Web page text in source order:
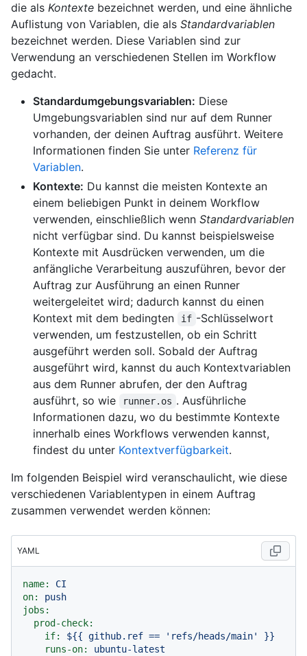
die als Kontexte bezeichnet werden, und eine ähnliche
Auflistung von Variablen, die als Standardvariablen
bezeichnet werden. Diese Variablen sind zur
Verwendung an verschiedenen Stellen im Workflow
gedacht.
Standardumgebungsvariablen: Diese
Umgebungsvariablen sind nur auf dem Runner
vorhanden, der deinen Auftrag ausführt. Weitere
Informationen finden Sie unter Referenz für
Variablen.
Kontexte: Du kannst die meisten Kontexte an
einem beliebigen Punkt in deinem Workflow
verwenden, einschließlich wenn Standardvariablen
nicht verfügbar sind. Du kannst beispielsweise
Kontexte mit Ausdrücken verwenden, um die
anfängliche Verarbeitung auszuführen, bevor der
Auftrag zur Ausführung an einen Runner
weitergeleitet wird; dadurch kannst du einen
Kontext mit dem bedingten
if -Schlüsselwort
verwenden, um festzustellen, ob ein Schritt
ausgeführt werden soll. Sobald der Auftrag
ausgeführt wird, kannst du auch Kontextvariablen
aus dem Runner abrufen, der den Auftrag
ausführt, so wie
runner.os . Ausführliche
Informationen dazu, wo du bestimmte Kontexte
innerhalb eines Workflows verwenden kannst,
findest du unter Kontextverfügbarkeit.
Im folgenden Beispiel wird veranschaulicht, wie diese
verschiedenen Variablentypen in einem Auftrag
zusammen verwendet werden können:
YAML
name:
CI
on:
push
jobs:
prod-check:
if:
${{ github.ref == 'refs/heads/main'
}}
runs-on:
ubuntu-latest